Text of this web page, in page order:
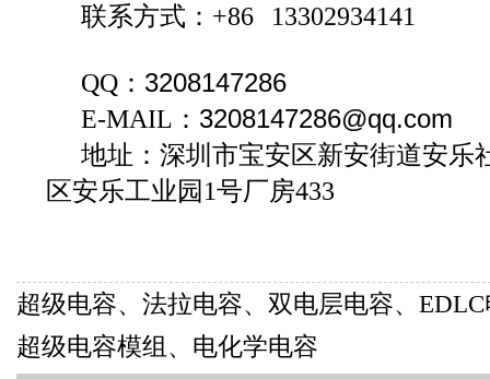
联系方式：+86 13302934141
QQ： 3208147286
E-MAIL： 3208147286@qq.com
地址：深圳市宝安区新安街道安乐
区安乐工业园1号厂房433
超级电容、法拉电容、双电层电容、
超级电容模组、电化学电容